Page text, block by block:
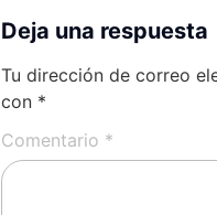
Deja una respuesta
Tu dirección de correo
con *
Comentario *